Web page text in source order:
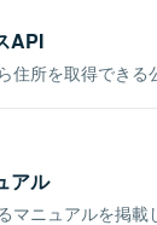
API
所を取得できる
アル
ニュアルを掲載